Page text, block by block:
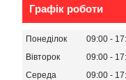
Графік роботи
Понеділок 09:00
Вівторок
09:00
Середа
09:00